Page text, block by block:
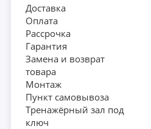
Доставка
Оплата
Рассрочка
Гарантия
Замена и возврат
товара
Монтаж
Пункт самовывоза
Тренажёрный зал под
ключ